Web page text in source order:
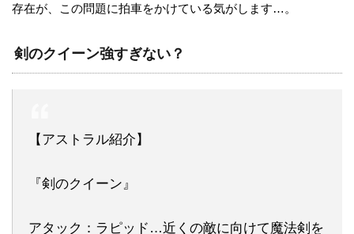
存在が、この問題に拍車をかけている気がします…。
剣のクイーン強すぎない？
【アストラル紹介】
『剣のクイーン』
アタック：ラピッド…近くの敵に向けて魔法剣を